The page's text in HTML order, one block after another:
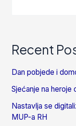
Recent
Dan pobjede i
Sjećanje na heroje
Nastavlja se
MUP-a RH